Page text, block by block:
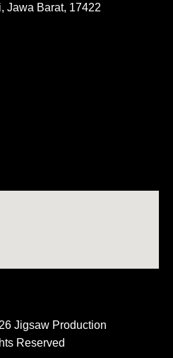
Jawa Barat, 17422
Jigsaw Production
Reserved